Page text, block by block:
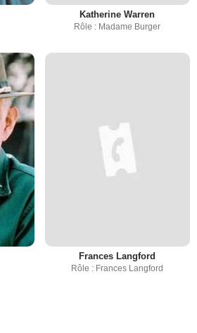
Katherine Warren
Rôle : Madame Burger
Frances Langford
Rôle : Frances Langford